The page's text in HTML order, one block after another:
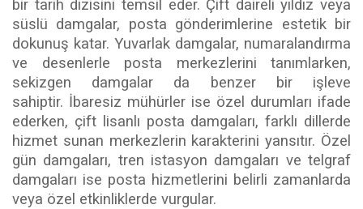
bir tarih dizisini temsil eder. Çift daireli yıldız veya
süslü damgalar, posta gönderimlerine estetik bir
dokunuş katar. Yuvarlak damgalar, numaralandırma
ve desenlerle posta merkezlerini tanımlarken,
sekizgen damgalar da benzer bir işleve
sahiptir. İbaresiz mühürler ise özel durumları ifade
ederken, çift lisanlı posta damgaları, farklı dillerde
hizmet sunan merkezlerin karakterini yansıtır. Özel
gün damgaları, tren istasyon damgaları ve telgraf
damgaları ise posta hizmetlerini belirli zamanlarda
veya özel etkinliklerde vurgular.